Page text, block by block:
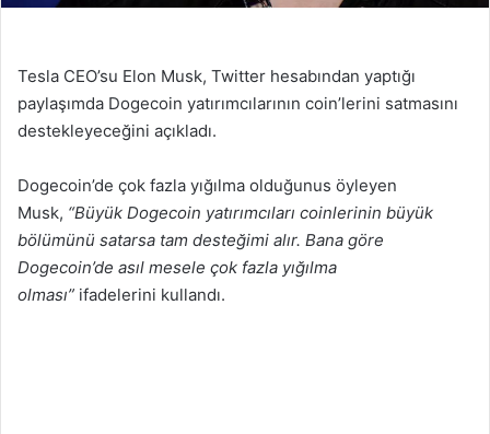
Tesla CEO’su Elon Musk, Twitter hesabından yaptığı
paylaşımda Dogecoin yatırımcılarının coin’lerini satmasını
destekleyeceğini açıkladı.
Dogecoin’de çok fazla yığılma olduğunus öyleyen
Musk, “Büyük Dogecoin yatırımcıları coinlerinin büyük
bölümünü satarsa tam desteğimi alır. Bana göre
Dogecoin’de asıl mesele çok fazla yığılma
olması” ifadelerini kullandı.